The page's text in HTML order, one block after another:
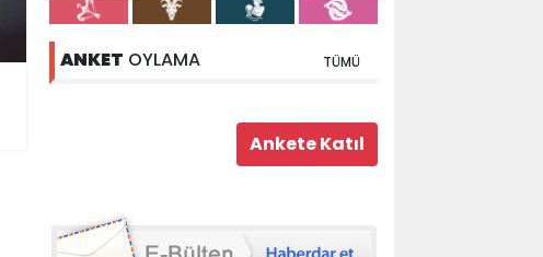
ANKET OYLAMA TÜMÜ